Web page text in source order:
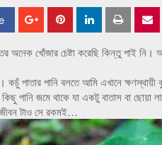
r
e
h
r
e
খোঁজার চেষ্টা করেছি কিন্তু পাই নি।
কচুঁ পাতার পানি বলতে আমি এখানে ক্ষণস্থায়ী
পানি জমে থাকে যা একটু বাতাস বা ছোয়া
জীবন টাও সে রকমই…